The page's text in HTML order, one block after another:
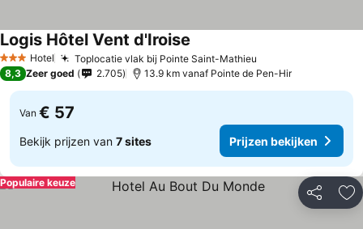
3 SterrenHotel Toplocatie vlak bij Pointe Saint-Mathieu
Logis Hôtel Vent d'Iroise
8,3 Zeer goed 2.705 13.9 km vanaf Pointe de Pen-Hir
Van € 57
Bekijk prijzen van 7 sites Prijzen bekijken
Delen
Populaire keuze